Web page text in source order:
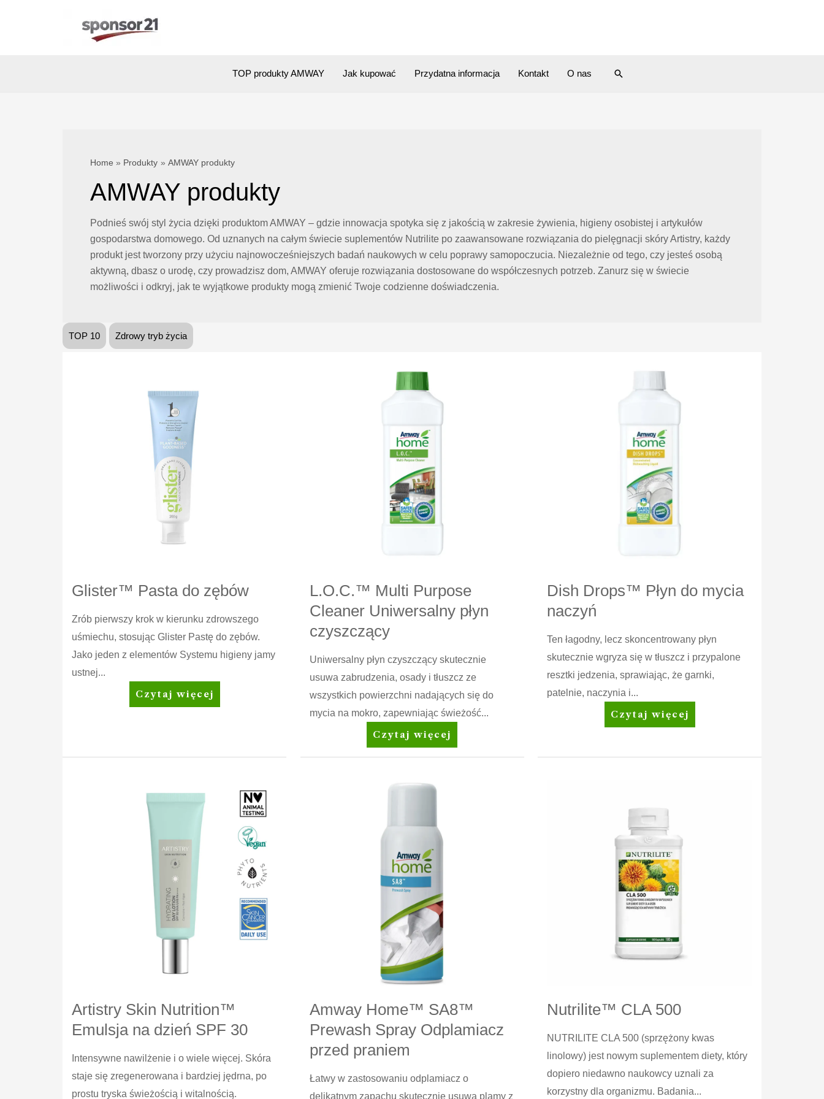
TOP produkty AMWAY Jak kupować Przydatna informacja Kontakt O nas Search
Home Produkty AMWAY produkty
AMWAY produkty
Podnieś swój styl życia dzięki produktom AMWAY – gdzie innowacja spotyka się z jakością w zakresie żywienia, higieny osobistej i artykułów
gospodarstwa domowego. Od uznanych na całym świecie suplementów Nutrilite po zaawansowane rozwiązania do pielęgnacji skóry Artistry, każdy
produkt jest tworzony przy użyciu najnowocześniejszych badań naukowych w celu poprawy samopoczucia. Niezależnie od tego, czy jesteś osobą
aktywną, dbasz o urodę, czy prowadzisz dom, AMWAY oferuje rozwiązania dostosowane do współczesnych potrzeb. Zanurz się w świecie
możliwości i odkryj, jak te wyjątkowe produkty mogą zmienić Twoje codzienne doświadczenia.
TOP 10 Zdrowy tryb życia
Glister™ Pasta do zębów
Zrób pierwszy krok w kierunku zdrowszego
uśmiechu, stosując Glister Pastę do zębów.
Jako jeden z elementów Systemu higieny jamy
ustnej...
Glister™
Pasta
Czytaj więcej
L.O.C.™ Multi Purpose
Cleaner Uniwersalny płyn
czyszczący
Uniwersalny płyn czyszczący skutecznie
usuwa zabrudzenia, osady i tłuszcz ze
wszystkich powierzchni nadających się do
mycia na mokro, zapewniając świeżość...
L.O.C.™
Multi
czyszczący
Czytaj więcej
Dish Drops™ Płyn do mycia
naczyń
Ten łagodny, lecz skoncentrowany płyn
skutecznie wgryza się w tłuszcz i przypalone
resztki jedzenia, sprawiając, że garnki,
patelnie, naczynia i...
Dish
Drops™
Czytaj więcej
Artistry Skin Nutrition™
Emulsja na dzień SPF 30
Intensywne nawilżenie i o wiele więcej. Skóra
staje się zregenerowana i bardziej jędrna, po
prostu tryska świeżością i witalnością.
Amway Home™ SA8™
Prewash Spray Odplamiacz
przed praniem
Łatwy w zastosowaniu odplamiacz o
delikatnym zapachu skutecznie usuwa plamy z
Nutrilite™ CLA 500
NUTRILITE CLA 500 (sprzężony kwas
linolowy) jest nowym suplementem diety, który
dopiero niedawno naukowcy uznali za
korzystny dla organizmu. Badania...